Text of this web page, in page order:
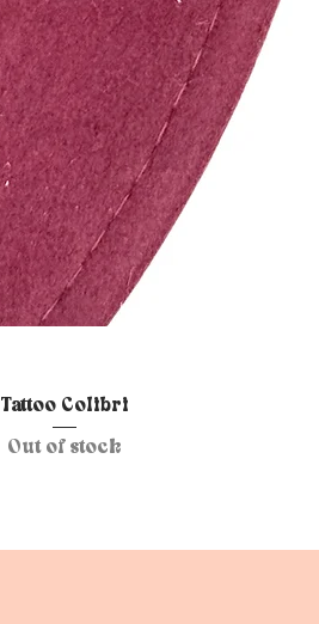
Quick View
Tattoo Colibri
Out of stock